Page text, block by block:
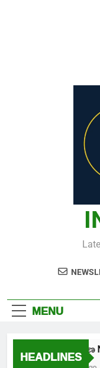
MENU
HEADLINES
తెలంగాణ